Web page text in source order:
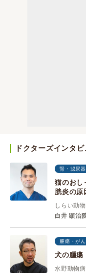
ドクターズインタ
腎・泌尿
猫のおし
胱炎の原
しらい動
白井 顕治
腫瘍・がん
犬の腫瘍
水野動物